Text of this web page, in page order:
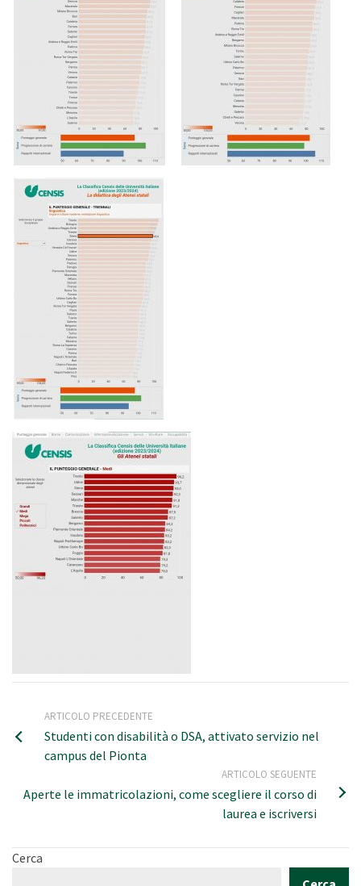
ARTICOLO PRECEDENTE
Studenti con disabilità o DSA, attivato servizio nel
campus del Pionta
ARTICOLO SEGUENTE
Aperte le immatricolazioni, come scegliere il corso di
laurea e iscriversi
Cerca